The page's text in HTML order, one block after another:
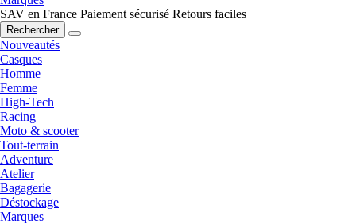
SAV en France Paiement sécurisé Retours faciles
Rechercher
Nouveautés
Casques
Homme
Femme
High-Tech
Racing
Moto & scooter
Tout-terrain
Adventure
Atelier
Bagagerie
Déstockage
Marques